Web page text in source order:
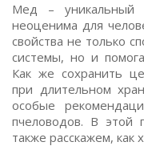
Мед – уникальный
неоценима для
свойства не только
системы, но и
Как же сохранить
при длительном
особые
пчеловодов. В этой
также расскажем, как